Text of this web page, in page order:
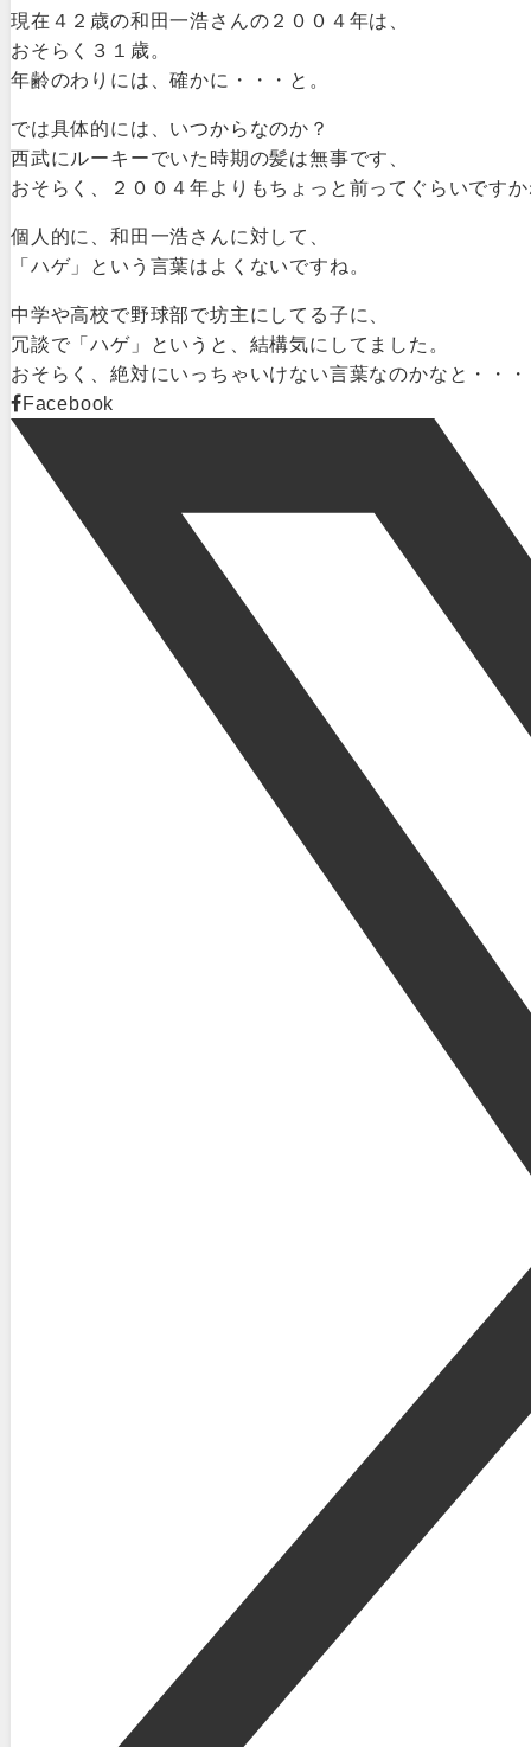
現在４２歳の和田一浩さんの２００４年は、
おそらく３１歳。
年齢のわりには、確かに・・・と。
では具体的には、いつからなのか？
西武にルーキーでいた時期の髪は無事です、
おそらく、２００４年よりもちょっと前ってぐらいです
個人的に、和田一浩さんに対して、
「ハゲ」という言葉はよくないですね。
中学や高校で野球部で坊主にしてる子に、
冗談で「ハゲ」というと、結構気にしてました。
おそらく、絶対にいっちゃいけない言葉なのかなと・・
Facebook